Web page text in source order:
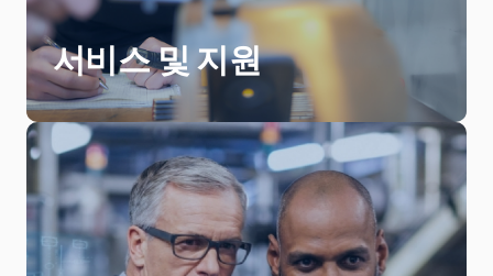
서비스 및 지원
을 개선합니다. 결정적으로, Quintus는
비용, 에너지 소비량과 배출량도 줄입니
다.